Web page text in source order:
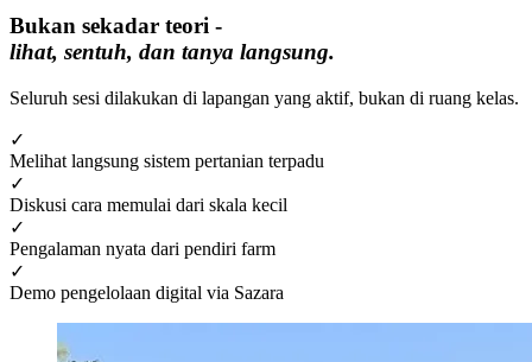
Bukan sekadar teori -
lihat, sentuh, dan tanya langsung.
Seluruh sesi dilakukan di lapangan yang aktif, bukan di ruang kelas.
✓
Melihat langsung sistem pertanian terpadu
✓
Diskusi cara memulai dari skala kecil
✓
Pengalaman nyata dari pendiri farm
✓
Demo pengelolaan digital via Sazara